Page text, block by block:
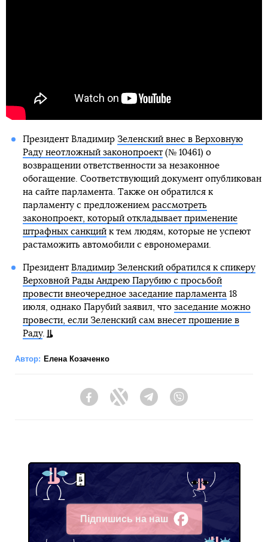
Президент Владимир Зеленский внес в Верховную
Раду неотложный законопроект(№ 10461) о
возвращении ответственности за незаконное
обогащение. Соответствующий документ опубликован
на сайте парламента. Также он обратился к
парламенту с предложением рассмотреть
законопроект, который откладывает применение
штрафных санкцийк тем людям, которые не успеют
растаможить автомобили с еврономерами.
Президент Владимир Зеленский обратился к спикеру
Верховной Рады Андрею Парубию с просьбой
провести внеочередное заседание парламента18
июля, однако Парубий заявил, что заседание можно
провести, если Зеленский сам внесет прошение в
Раду.
Автор: Елена Козаченко
FacebookTwitter Telegram
Підпишись на наш
Facebook